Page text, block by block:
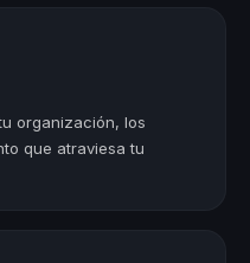
organización, los
que atraviesa tu